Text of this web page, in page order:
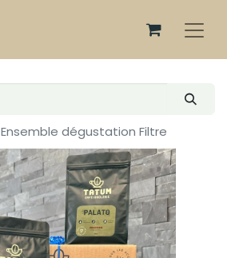
Ensemble dégustation Filtre